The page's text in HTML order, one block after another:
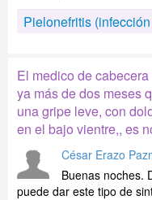
Pielonefritis
El medico de
ya más de dos meses
una gripe leve, con
en el bajo vientre,, es
César Erazo
Buenas noches.
puede dar este tipo de